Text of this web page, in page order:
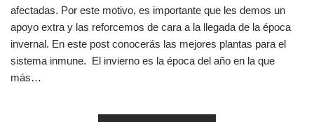
afectadas. Por este motivo, es importante que les demos un
apoyo extra y las reforcemos de cara a la llegada de la época
invernal. En este post conocerás las mejores plantas para el
sistema inmune. El invierno es la época del año en la que
más…